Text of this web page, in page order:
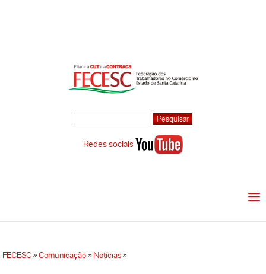
Redes sociais
FECESC»Comunicação»Notícias»